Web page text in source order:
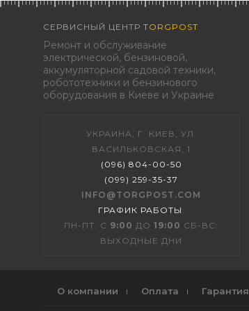
СЕРВИСНЫЙ ЦЕНТР TORGPOST
Ремонт и обслуживание
электрической, бензиновой,
аккумуляторной садовой техники,
робототехники и бензинового
оборудования в Киеве и Украине
УКРАИНА, Г. КИЕВ, УЛ.
ВАСИЛЬКОВСКАЯ, 1
(096) 804-00-50
(099) 259-35-37
INFO@TORGPOST.COM
ГРАФИК РАБОТЫ :
ПН-ПТ: С 9:00 ДО19:00 СБ-ВС:
ВЫХОДНЫЕ ДНИ
О компании Оплата Гарантия